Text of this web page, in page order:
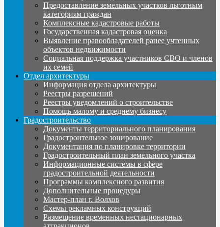
Предоставление земельных участков льготным
категориям граждан
Комплексные кадастровые работы
Государственная кадастровая оценка
Выявление правообладателей ранее учтенных
объектов недвижимости
Социальная поддержка участников СВО и членов
их семей
Отдел архитектуры
Информация отдела архитектуры
Реестры разрешений
Реестры уведомлений о строительстве
Помощь малому и среднему бизнесу
Градостроительство
Документы территориального планирования
Градостроительное зонирование
Документация по планировке территории
Градостроительный план земельного участка
Информационные системы в сфере
градостроительной деятельности
Программы комплексного развития
Дополнительные процедуры
Мастер-план г. Волхов
Схемы рекламных конструкций
Размещение временных нестационарных